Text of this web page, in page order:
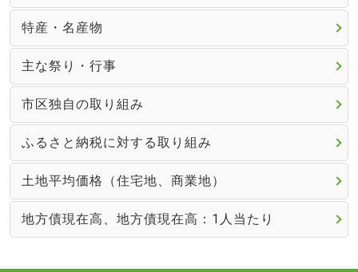
特産・名産物
主な祭り・行事
市区独自の取り組み
ふるさと納税に対する取り組み
土地平均価格（住宅地、商業地）
地方債現在高、地方債現在高：1人当たり